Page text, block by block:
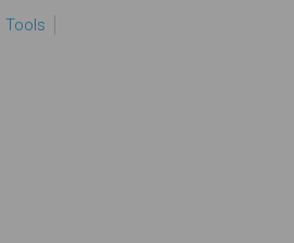
Tools